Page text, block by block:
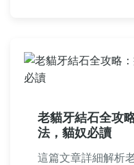
老貓牙結石全攻
法，貓奴必讀
這篇文章詳細解析